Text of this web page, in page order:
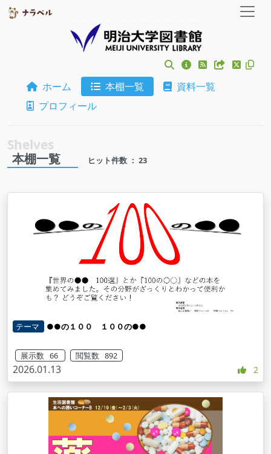
ホーム 本棚一覧
資料一覧
プロフィール
本棚一覧 ヒット件数 ： 23
テーマ ●●の１００ １００の●●
展示数 66 閲覧数 892
2026.01.13 2